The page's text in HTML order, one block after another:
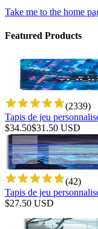
Take me to the home
Featured Products
(2339)
Tapis de jeu
$34.50$31.50 USD
(42)
Tapis de jeu
$27.50 USD